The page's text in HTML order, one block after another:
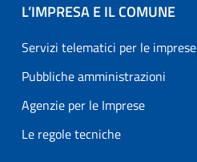
L’IMPRESA E IL COMUNE
Servizi telematici per le imprese
Pubbliche amministrazioni
Agenzie per le Imprese
Le regole tecniche